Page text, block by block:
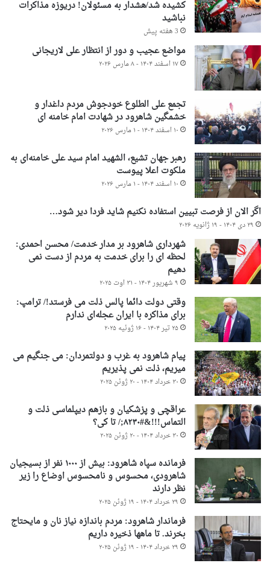
کشیده شد/هشدار به مسئولان! دریوزه مذاکرات
نباشید
3 هفته پیش
مواضع عجیب و دور از انتظار علی لاریجانی
۱۷ اسفند ۱۴۰۴ - ۸ مارس ۲۰۲۶
تجمع علی الطلوع خودجوش مردم داغدار و
خشمگین شاهرود در شهادت امام خامنه ای
۱۰ اسفند ۱۴۰۴ - ۱ مارس ۲۰۲۶
رهبر جهان تشیع، الشهید امام سید علی خامنه‌ای به
ملکوت اعلا پیوست
۱۰ اسفند ۱۴۰۴ - ۱ مارس ۲۰۲۶
اگر الان از فرصت تبیین استفاده نکنیم شاید فردا دیر شود…
۲۹ دی ۱۴۰۴ - ۱۹ ژانویه ۲۰۲۶
شهرداری شاهرود بر مدار خدمت/ محسن احمدی:
لحظه ای را برای خدمت به مردم از دست نمی
دهیم
۹ شهریور ۱۴۰۴ - ۳۱ اوت ۲۰۲۵
وقتی دولت دائما پالس ذلت می فرستد!/ ترامپ:
برای مذاکره با ایران عجله‌ای ندارم
۲۵ تیر ۱۴۰۴ - ۱۶ ژوئیه ۲۰۲۵
پیام شاهرود به غرب و دولتمردان: می جنگیم می
میریم، ذلت نمی پذیریم
۳۰ خرداد ۱۴۰۴ - ۲۰ ژوئن ۲۰۲۵
عراقچی و پزشکیان و بازهم دیپلماسی ذلت و
التماس!!!&#۸۲۳۰;/ تا کی؟
۳۰ خرداد ۱۴۰۴ - ۲۰ ژوئن ۲۰۲۵
فرمانده سپاه شاهرود: بیش از ۱۰۰۰ نفر از بسیجیان
شاهرودی، محسوس و نامحسوس اوضاع را زیر
نظر دارند
۲۹ خرداد ۱۴۰۴ - ۱۹ ژوئن ۲۰۲۵
فرماندار شاهرود: مردم باندازه نیاز نان و مایحتاج
بخرند. تا ماهها ذخیره داریم
۲۹ خرداد ۱۴۰۴ - ۱۹ ژوئن ۲۰۲۵